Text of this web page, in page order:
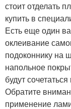
стоит отделать
купить в
Есть еще один
оклеивание
подоконнику на
напольное
будут
Обратите
применение